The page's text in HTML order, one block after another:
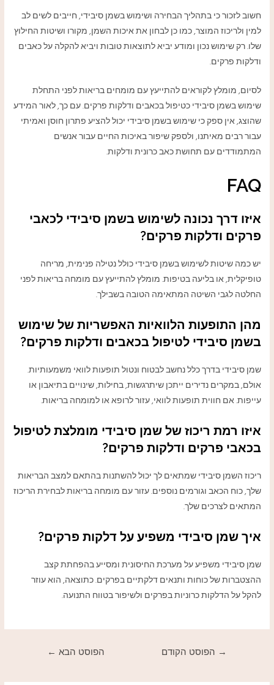
חשוב לזכור כי בתהליך הבחירה ושימוש בשמן סיבידי, חייבים לשים לב
למין ולריכוז המוצר, כמו כן לבחון את איכות השמן, מקורו ושיטות החילוץ
שלו. רק שימוש נכון ומודע יביא לתוצאות טובות ויביא להקלה על כאבים
ודלקות פרקים.
לסיום, מומלץ לקוראים להתייעץ עם מומחים בריאות לפני התחלת
שימוש בשמן סיבידי כטיפול בכאבים ודלקות פרקים. עם כך, לאור המידע
שהוצג, אין ספק כי שימוש בשמן סיבידי יכול להציע פתרון חוסן ואמיתי
עבור רבים מאיתנו, ולספק שיפור באיכות החיים עבור אנשים
המתמודדים עם תחושת כאב כרונית ודלקות.
FAQ
איזו דרך נכונה לשימוש בשמן סיבידי לכאבי
פרקים ודלקות פרקים?
יש כמה שיטות לשימוש בשמן סיבידי כולל נטילה פנימית, מריחה
טופיקלית, או בליעה בטיפות. מומלץ להתייעץ עם מומחה בריאות לפני
החלטה לגבי השיטה המתאימה הטובה בשבילך.
מהן התופעות הלוואיות האפשריות של שימוש
בשמן סיבידי לטיפול בכאבים ודלקות פרקים?
שמן סיבידי בדרך כלל נחשב לבטוח ונטול תופעות לוואי משמעותיות.
אולם, במקרים נדירים ייתכן שיתרגשות, בחילות, שינויים בתיאבון או
עייפות. אם חווית תופעות לוואי, עזור לרופא או למומחה בריאות.
איזו רמת ריכוז של שמן סיבידי מומלצת לטיפול
בכאבי פרקים ודלקות פרקים?
ריכוז השמן סיבידי שמתאים לך יכול להשתנות בהתאם למצב הבריאות
שלך, כוח הכאב וגורמים נוספים. עזור עם מומחה בריאות לבחירת הריכוז
המתאים לצרכים שלך.
איך שמן סיבידי משפיע על דלקות פרקים?
שמן סיבידי משפיע על מערכת החיסונית ומסייע בהפחתת קצב
ההצטברות של כוחות ותנאים דלקתיים בפרקים. כתוצאה, הוא עוזר
להקל על הדלקות כרוניות בפרקים ולשיפור בטווח התנועה.
→ הפוסט הקודם הפוסט הבא ←